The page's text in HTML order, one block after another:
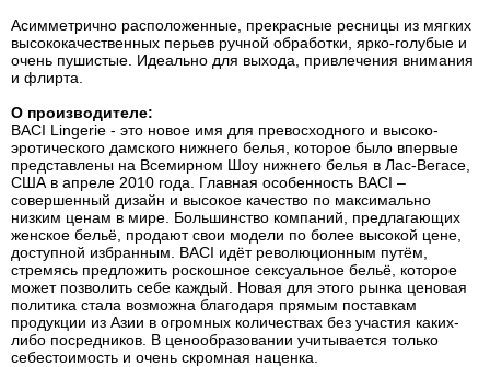
Асимметрично расположенные, прекрасные ресницы из мягких
высококачественных перьев ручной обработки, ярко-голубые и
очень пушистые. Идеально для выхода, привлечения внимания
и флирта.
О производителе:
BACI Lingerie - это новое имя для превосходного и высоко-
эротического дамского нижнего белья, которое было впервые
представлены на Всемирном Шоу нижнего белья в Лас-Вегасе,
США в апреле 2010 года. Главная особенность BACI –
совершенный дизайн и высокое качество по максимально
низким ценам в мире. Большинство компаний, предлагающих
женское бельё, продают свои модели по более высокой цене,
доступной избранным. BACI идёт революционным путём,
стремясь предложить роскошное сексуальное бельё, которое
может позволить себе каждый. Новая для этого рынка ценовая
политика стала возможна благодаря прямым поставкам
продукции из Азии в огромных количествах без участия каких-
либо посредников. В ценообразовании учитывается только
себестоимость и очень скромная наценка.